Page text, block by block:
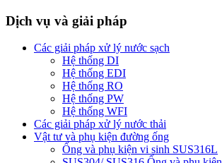
Dịch vụ và giải pháp
Các giải pháp xử lý nước sạch
Hệ thống DI
Hệ thống EDI
Hệ thống RO
Hệ thống PW
Hệ thống WFI
Các giải pháp xử lý nước thải
Vật tư và phụ kiện đường ống
Ống và phụ kiện vi sinh SUS316L